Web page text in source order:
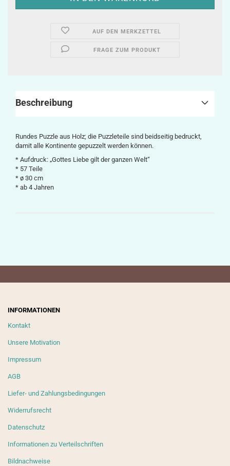
AUF DEN MERKZETTEL
FRAGE ZUM PRODUKT
Beschreibung
Rundes Puzzle aus Holz; die Puzzleteile sind beidseitig bedruckt,
damit alle Kontinente gepuzzelt werden können.
* Aufdruck: „Gottes Liebe gilt der ganzen Welt“
* 57 Teile
* ø 30 cm
* ab 4 Jahren
INFORMATIONEN
Kontakt
Unsere Motivation
Impressum
AGB
Liefer- und Zahlungsbedingungen
Widerrufsrecht
Datenschutz
Informationen zu Verteilschriften
Bildnachweise